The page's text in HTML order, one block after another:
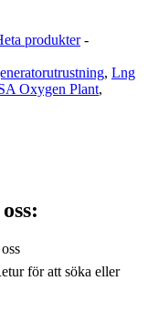
produkter-
, Lng
Oxygen Plant,
för att söka eller